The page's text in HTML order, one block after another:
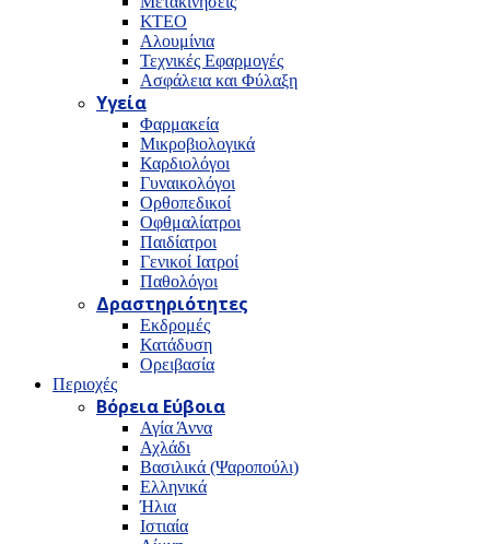
ΚΤΕΟ
Αλουμίνια
Τεχνικές Εφαρμογές
Ασφάλεια και Φύλαξη
Υγεία
Φαρμακεία
Μικροβιολογικά
Καρδιολόγοι
Γυναικολόγοι
Ορθοπεδικοί
Οφθμαλίατροι
Παιδίατροι
Γενικοί Ιατροί
Παθολόγοι
Δραστηριότητες
Εκδρομές
Κατάδυση
Ορειβασία
Περιοχές
Βόρεια Εύβοια
Αγία Άννα
Αχλάδι
Βασιλικά (Ψαροπούλι)
Ελληνικά
Ήλια
Ιστιαία